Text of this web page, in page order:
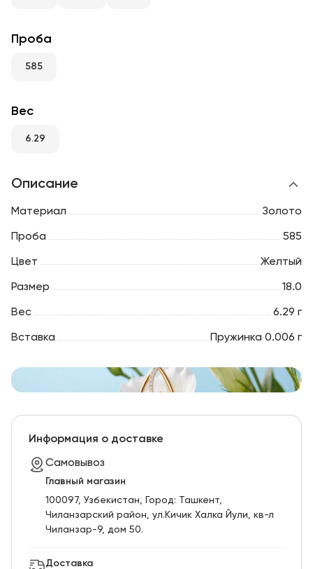
Проба
585
Вес
6.29
Описание
Материал Золото
Проба 585
Цвет Желтый
Размер 18.0
Вес 6.29 г
Вставка Пружинка 0.006 г
Информация о доставке
Самовывоз
Главный магазин
100097, Узбекистан, Город: Ташкент,
Чиланзарский pайон, ул.Кичик Халка Йули, кв-л
Чиланзар-9, дом 50.
Доставка